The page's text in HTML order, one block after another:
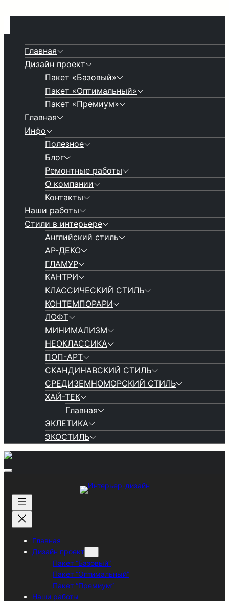
Главная
Дизайн проект
Пакет «Базовый»
Пакет «Оптимальный»
Пакет «Премиум»
Главная
Инфо
Полезное
Блог
Ремонтные работы
О компании
Контакты
Наши работы
Стили в интерьере
Английский стиль
АР-ДЕКО
ГЛАМУР
КАНТРИ
КЛАССИЧЕСКИЙ СТИЛЬ
КОНТЕМПОРАРИ
ЛОФТ
МИНИМАЛИЗМ
НЕОКЛАССИКА
ПОП-АРТ
СКАНДИНАВСКИЙ СТИЛЬ
СРЕДИЗЕМНОМОРСКИЙ СТИЛЬ
ХАЙ-ТЕК
Главная
ЭКЛЕТИКА
ЭКОСТИЛЬ
содержимому
Главная
Дизайн проект
Пакет “Базовый”
Пакет “Оптимальный”
Пакет “Премиум”
Наши работы